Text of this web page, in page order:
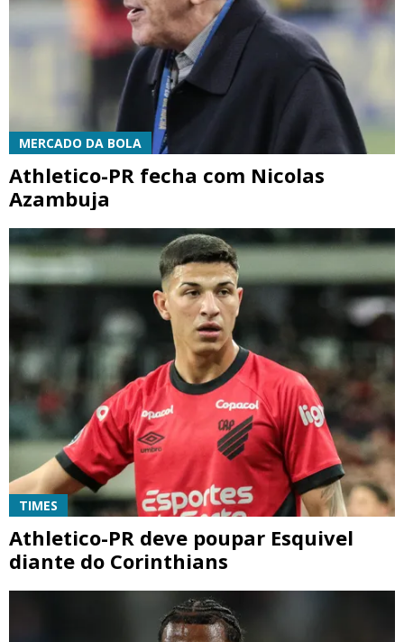
MERCADO DA BOLA
Athletico-PR fecha com Nicolas
Azambuja
TIMES
Athletico-PR deve poupar Esquivel
diante do Corinthians